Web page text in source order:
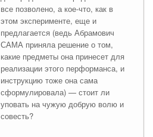
все позволено, а кое-что, как в
этом эксперименте, еще и
предлагается (ведь Абрамович
САМА приняла решение о том,
какие предметы она принесет для
реализации этого перформанса, и
инструкцию тоже она сама
сформулировала) — стоит ли
уповать на чужую добрую волю и
совесть?